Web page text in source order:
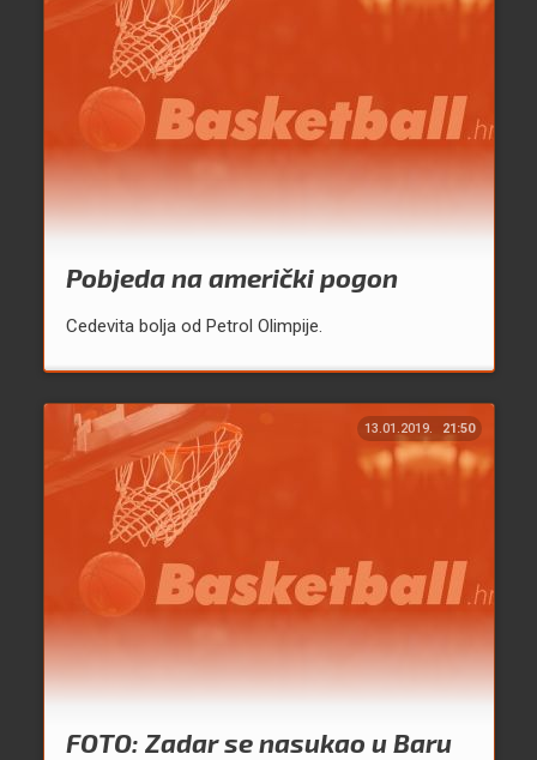
Pobjeda na američki pogon
Cedevita bolja od Petrol Olimpije.
13.01.2019. 21:50
FOTO: Zadar se nasukao u Baru